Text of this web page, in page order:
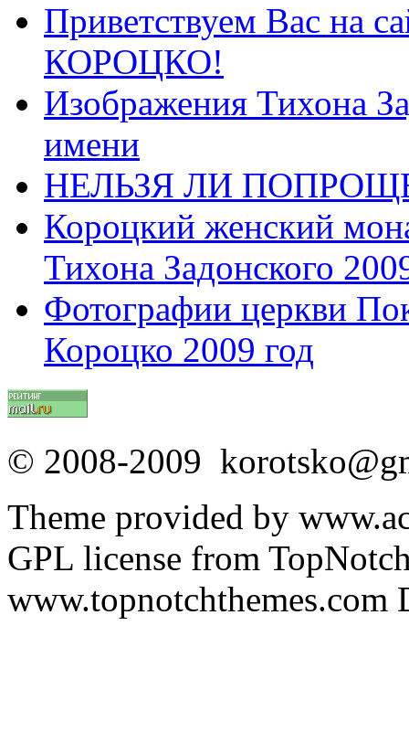
Приветствуем Вас на
КОРОЦКО!
Изображения Тихона
имени
НЕЛЬЗЯ ЛИ
Короцкий женский
Тихона Задонского
Фотографии церкви
Короцко 2009 год
© 2008-2009
Theme provided by
GPL license from
www.topnotchthemes.com